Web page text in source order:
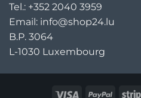
Tel.: +352 2040 3959
Email: info@shop24.lu
B.P. 3064
L-1030 Luxembourg
Visa PayPal